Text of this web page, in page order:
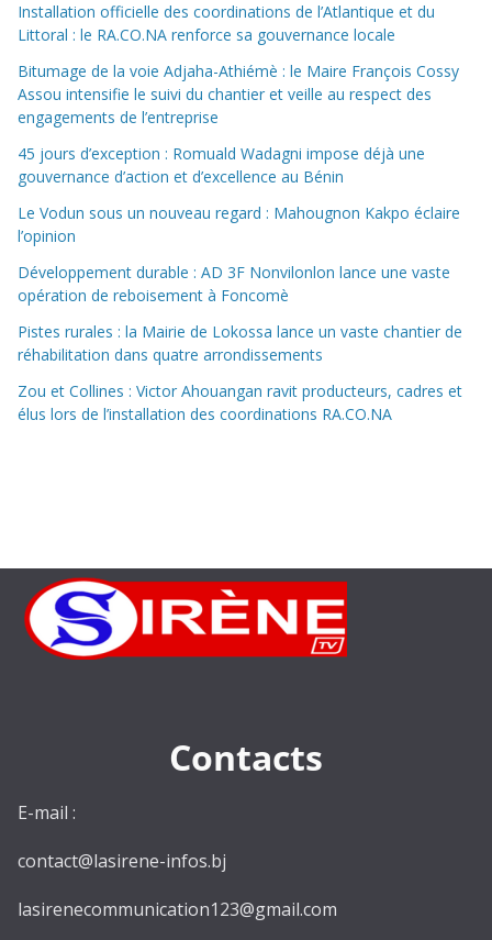
Installation officielle des coordinations de l’Atlantique et du
Littoral : le RA.CO.NA renforce sa gouvernance locale
Bitumage de la voie Adjaha-Athiémè : le Maire François Cossy
Assou intensifie le suivi du chantier et veille au respect des
engagements de l’entreprise
45 jours d’exception : Romuald Wadagni impose déjà une
gouvernance d’action et d’excellence au Bénin
Le Vodun sous un nouveau regard : Mahougnon Kakpo éclaire
l’opinion
Développement durable : AD 3F Nonvilonlon lance une vaste
opération de reboisement à Foncomè
Pistes rurales : la Mairie de Lokossa lance un vaste chantier de
réhabilitation dans quatre arrondissements
Zou et Collines : Victor Ahouangan ravit producteurs, cadres et
élus lors de l’installation des coordinations RA.CO.NA
Contacts
E-mail :
contact@lasirene-infos.bj
lasirenecommunication123@gmail.com